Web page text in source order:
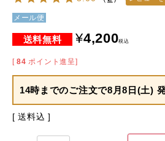
メール便
¥4,200税込
[ 84 ポイント進呈]
14時までのご注文で8月8日(土)
送料込